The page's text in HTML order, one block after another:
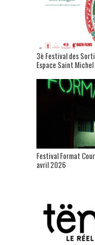
3è Festival des
Espace Saint Michel
Festival Format
avril 2026